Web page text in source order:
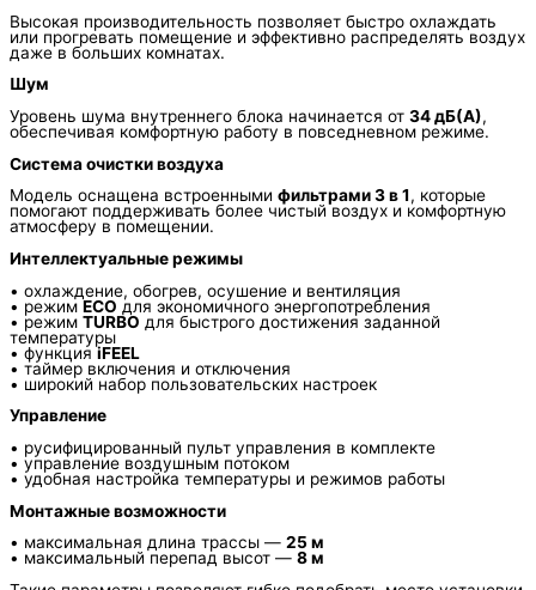
Высокая производительность позволяет быстро охлаждать
или прогревать помещение и эффективно распределять воздух
даже в больших комнатах.
Шум
Уровень шума внутреннего блока начинается от 34 дБ(А),
обеспечивая комфортную работу в повседневном режиме.
Система очистки воздуха
Модель оснащена встроенными фильтрами 3 в 1, которые
помогают поддерживать более чистый воздух и комфортную
атмосферу в помещении.
Интеллектуальные режимы
• охлаждение, обогрев, осушение и вентиляция
• режим ECO для экономичного энергопотребления
• режим TURBO для быстрого достижения заданной
температуры
• функцияiFEEL
• таймер включения и отключения
• широкий набор пользовательских настроек
Управление
• русифицированный пульт управления в комплекте
• управление воздушным потоком
• удобная настройка температуры и режимов работы
Монтажные возможности
• максимальная длина трассы — 25 м
• максимальный перепад высот — 8 м